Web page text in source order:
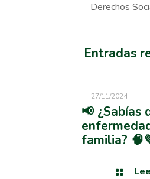
Derechos
Entradas
27/11/2024
📢 ¿Sabías
familia?